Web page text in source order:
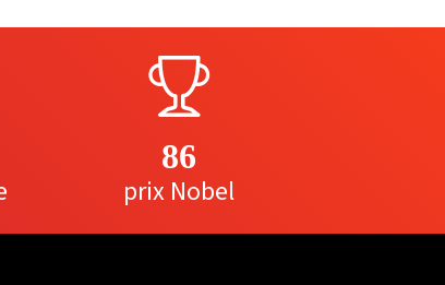
86
prix Nobel